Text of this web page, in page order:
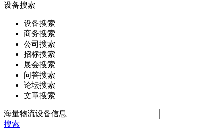
设备搜索
设备搜索
商务搜索
公司搜索
招标搜索
展会搜索
问答搜索
论坛搜索
文章搜索
海量物流设备信息
搜索